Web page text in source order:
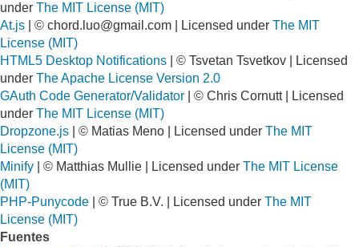
under The MIT License (MIT)
At.js | © chord.luo@gmail.com | Licensed under The MIT
License (MIT)
HTML5 Desktop Notifications | © Tsvetan Tsvetkov | Licensed
under The Apache License Version 2.0
GAuth Code Generator/Validator | © Chris Cornutt | Licensed
under The MIT License (MIT)
Dropzone.js | © Matias Meno | Licensed under The MIT
License (MIT)
Minify | © Matthias Mullie | Licensed under The MIT License
(MIT)
PHP-Punycode | © True B.V. | Licensed under The MIT
License (MIT)
Fuentes